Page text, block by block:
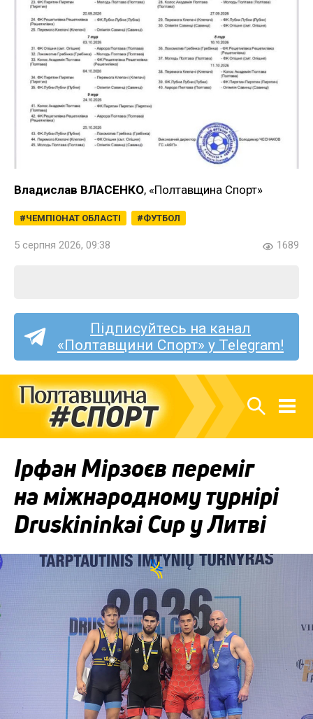
Владислав ВЛАСЕНКО, «Полтавщина Спорт»
ЧЕМПІОНАТ ОБЛАСТІ ФУТБОЛ
5 серпня 2026, 09:38 1689
Підписуйтесь на канал
«Полтавщини Спорт» у Telegram!
Ірфан Мірзоєв переміг
на міжнародному турнірі
Druskininkai Cup у Литві